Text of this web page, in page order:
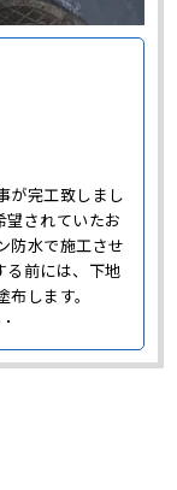
が完工致しまし
されていたお
防水で施工させ
前には、下地
布します。